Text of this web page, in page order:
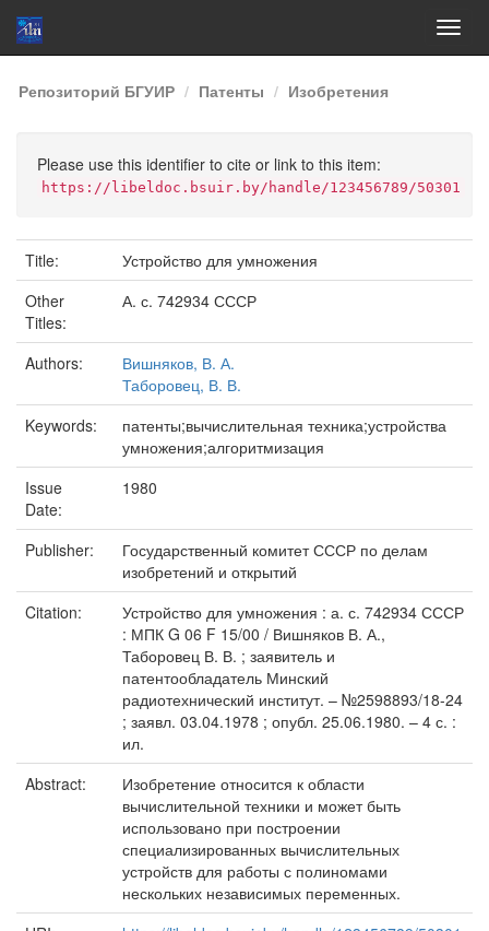
Skip
navigation
Репозиторий БГУИР Патенты Изобретения
Please use this identifier to cite or link to this item:
https://libeldoc.bsuir.by/handle/123456789/50301
Title:
Устройство для умножения
Other
Titles:
А. с. 742934 СССР
Authors:
Вишняков, В. А.
Таборовец, В. В.
Keywords:
патенты;вычислительная техника;устройства
умножения;алгоритмизация
Issue
Date:
1980
Publisher:
Государственный комитет СССР по делам
изобретений и открытий
Citation:
Устройство для умножения : а. с. 742934 СССР
: МПК G 06 F 15/00 / Вишняков В. А.,
Таборовец В. В. ; заявитель и
патентообладатель Минский
радиотехнический институт. – №2598893/18-24
; заявл. 03.04.1978 ; опубл. 25.06.1980. – 4 с. :
ил.
Abstract:
Изобретение относится к области
вычислительной техники и может быть
использовано при построении
специализированных вычислительных
устройств для работы с полиномами
нескольких независимых переменных.